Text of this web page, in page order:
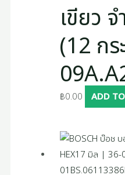
เขียว
(12 ก
฿0.00 ADD